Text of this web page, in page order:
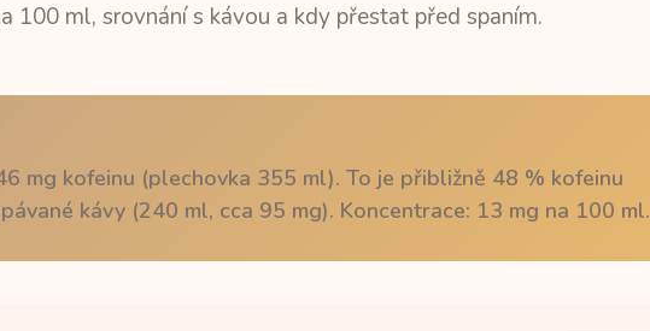
100 ml, srovnání s kávou a kdy přestat před spaním.
mg kofeinu (plechovka 355 ml). To je přibližně 48 % kofeinu
kávy (240 ml, cca 95 mg). Koncentrace: 13 mg na 100 ml.